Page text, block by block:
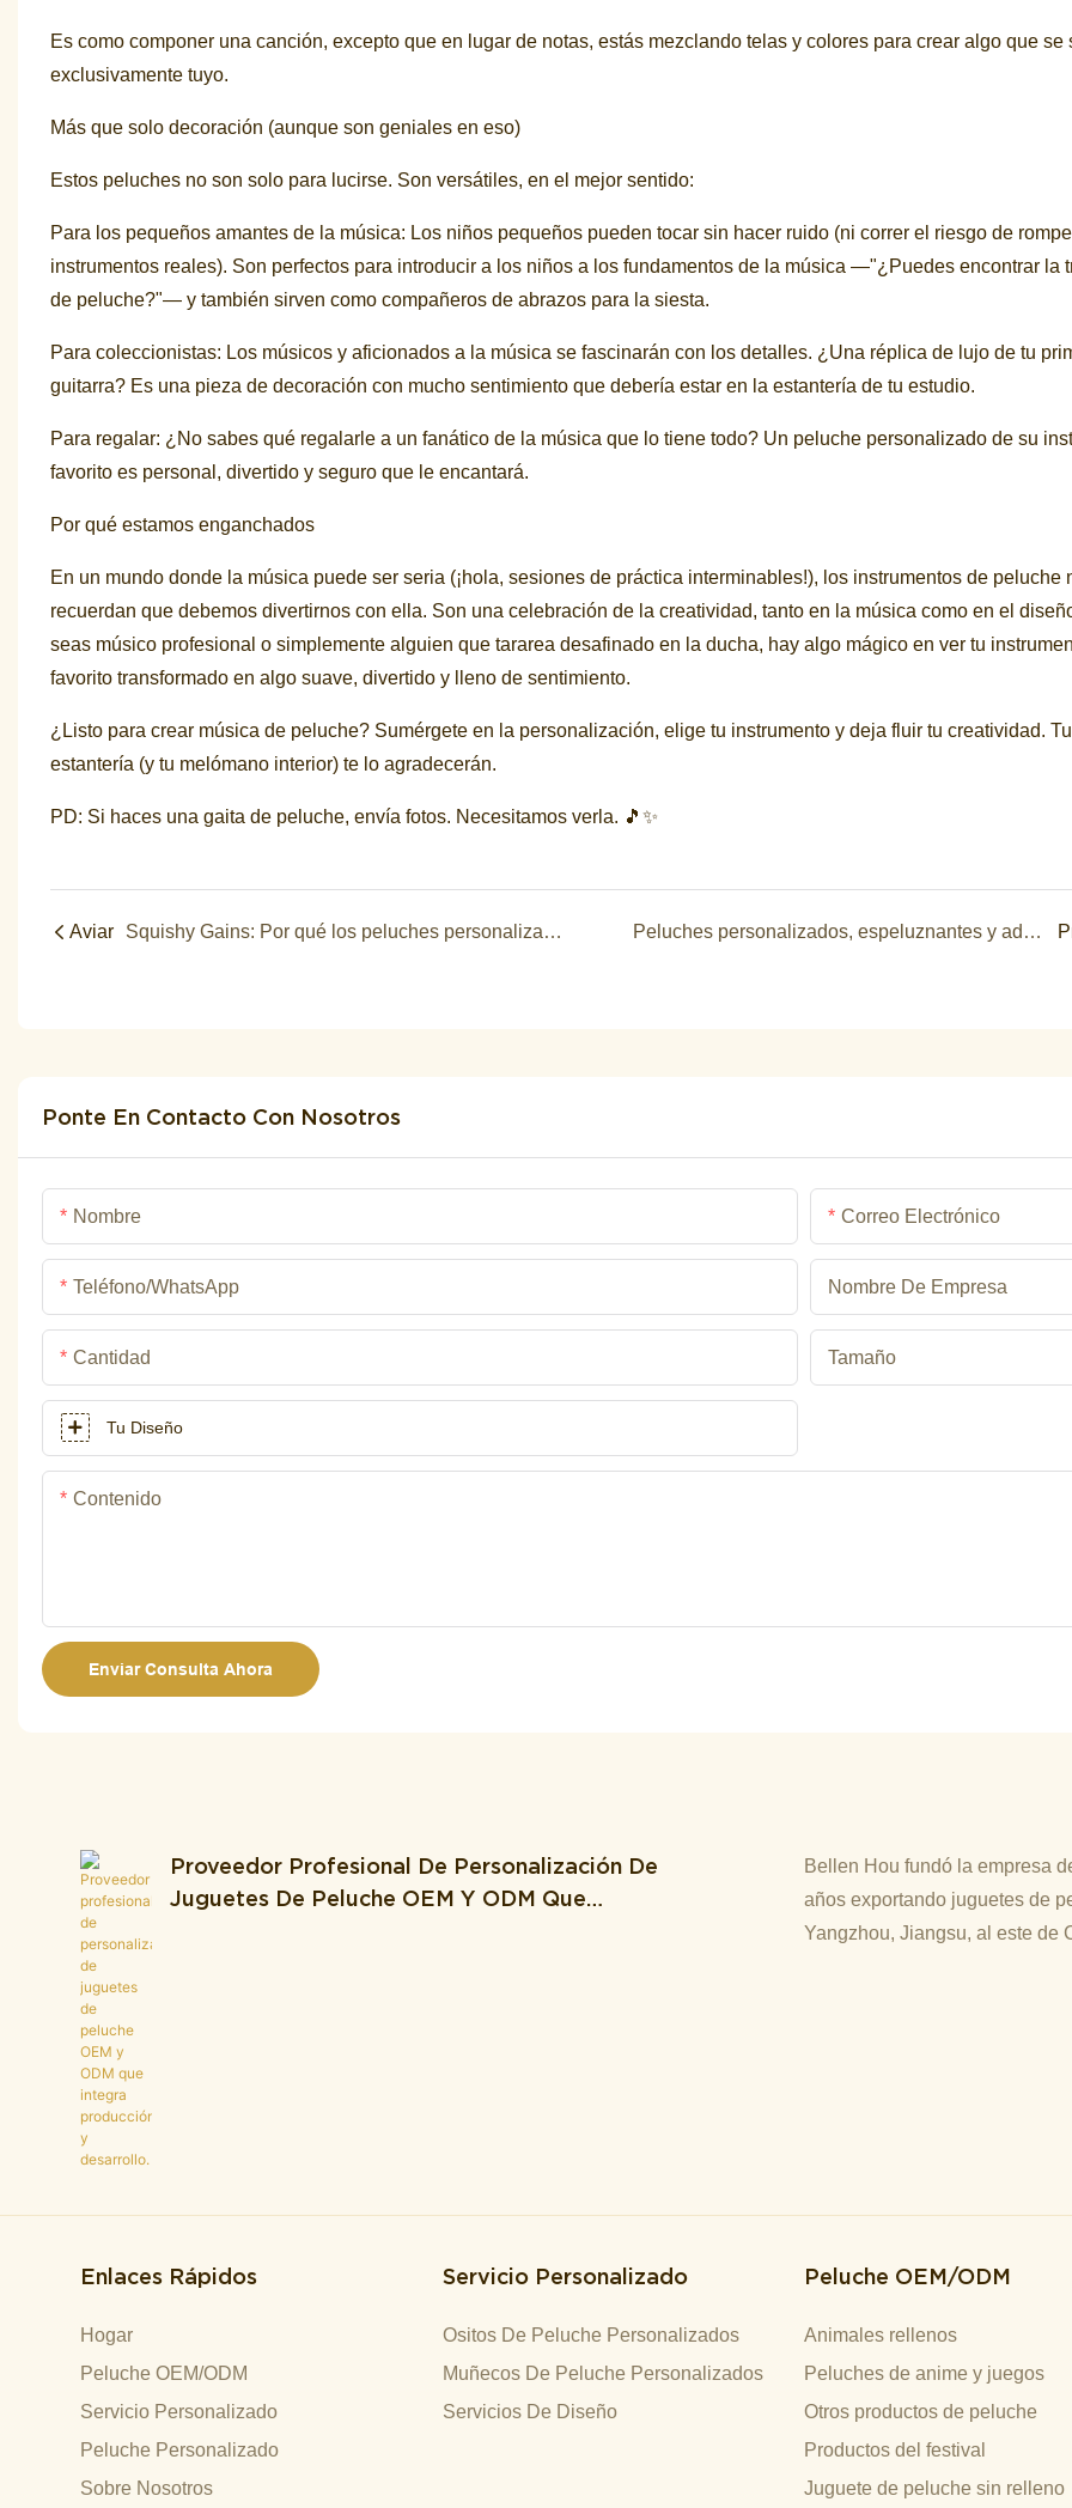
Es como componer una canción, excepto que en lugar de notas, estás mezclando telas y colores para crear algo que se
exclusivamente tuyo.
Más que solo decoración (aunque son geniales en eso)
Estos peluches no son solo para lucirse. Son versátiles, en el mejor sentido:
Para los pequeños amantes de la música: Los niños pequeños pueden tocar sin hacer ruido (ni correr el riesgo de
instrumentos reales). Son perfectos para introducir a los niños a los fundamentos de la música —"¿Puedes encontrar la
de peluche?"— y también sirven como compañeros de abrazos para la siesta.
Para coleccionistas: Los músicos y aficionados a la música se fascinarán con los detalles. ¿Una réplica de lujo de tu
guitarra? Es una pieza de decoración con mucho sentimiento que debería estar en la estantería de tu estudio.
Para regalar: ¿No sabes qué regalarle a un fanático de la música que lo tiene todo? Un peluche personalizado de su
favorito es personal, divertido y seguro que le encantará.
Por qué estamos enganchados
En un mundo donde la música puede ser seria (¡hola, sesiones de práctica interminables!), los instrumentos de peluche
recuerdan que debemos divertirnos con ella. Son una celebración de la creatividad, tanto en la música como en el
seas músico profesional o simplemente alguien que tararea desafinado en la ducha, hay algo mágico en ver tu
favorito transformado en algo suave, divertido y lleno de sentimiento.
¿Listo para crear música de peluche? Sumérgete en la personalización, elige tu instrumento y deja fluir tu creatividad. Tu
estantería (y tu melómano interior) te lo agradecerán.
PD: Si haces una gaita de peluche, envía fotos. Necesitamos verla. 🎵✨
Aviar Squishy Gains: Por qué los peluches personalizados para el gimnasio son tu nueva arma secreta para entrenar Peluches personalizados, espeluznantes y adorables: donde lo espeluznante se encuentra con lo tierno
Ponte En Contacto Con Nosotros
Nombre Correo Electrónico
Teléfono/WhatsApp Nombre De Empresa
Cantidad Tamaño
Tu Diseño
Contenido
Enviar Consulta Ahora
Proveedor Profesional De Personalización De
Juguetes De Peluche OEM Y ODM Que
Bellen Hou fundó la empresa
años exportando juguetes de
Yangzhou, Jiangsu, al este de
Enlaces Rápidos
Hogar
Peluche OEM/ODM
Servicio Personalizado
Peluche Personalizado
Sobre Nosotros
Servicio Personalizado
Ositos De Peluche Personalizados
Muñecos De Peluche Personalizados
Servicios De Diseño
Peluche OEM/ODM
Animales rellenos
Peluches de anime y juegos
Otros productos de peluche
Productos del festival
Juguete de peluche sin relleno